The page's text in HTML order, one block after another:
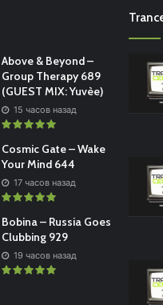
Above & Beyond –
Group Therapy 689
(GUEST MIX: Yuvèe)
15 часов назад
Cosmic Gate – Wake
Your Mind 644
17 часов назад
Bobina – Russia Goes
Clubbing 929
19 часов назад